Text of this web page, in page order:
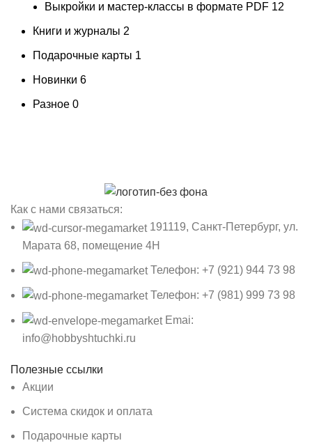
Выкройки и мастер-классы в формате PDF 12
Книги и журналы 2
Подарочные карты 1
Новинки 6
Разное 0
Как с нами связаться:
191119, Санкт-Петербург, ул.
Марата 68, помещение 4Н
Телефон: +7 (921) 944 73 98
Телефон: +7 (981) 999 73 98
Emai:
info@hobbyshtuchki.ru
Полезные ссылки
Акции
Система скидок и оплата
Подарочные карты